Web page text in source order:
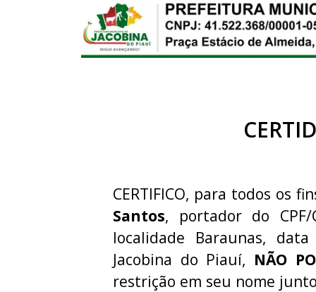
CERTIFICO, para todos os
Santos, portador do CPF/
localidade Baraunas,
Jacobina do Piauí, NÃO
restrição em seu nome